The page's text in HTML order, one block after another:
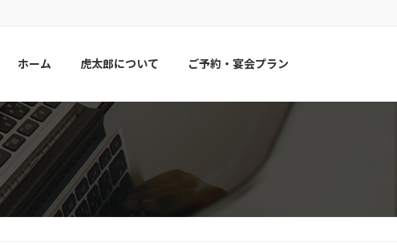
ホーム 虎太郎について ご予約・宴会プラン